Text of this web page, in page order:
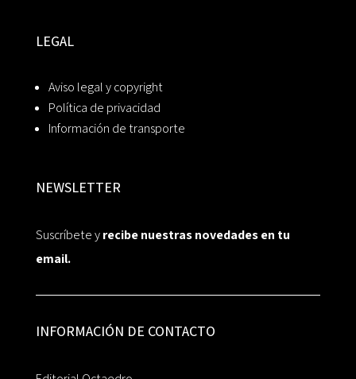
LEGAL
Aviso legal y copyright
Política de privacidad
Información de transporte
NEWSLETTER
Suscríbete yrecibe nuestras novedades en tu
email.
INFORMACIÓN DE CONTACTO